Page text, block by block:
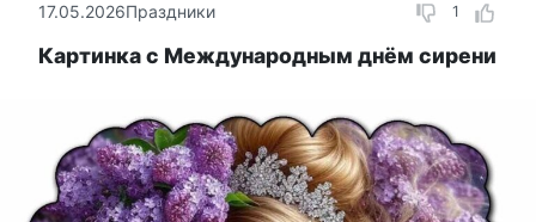
1
17.05.2026Праздники
Картинка с Международным днём сирени